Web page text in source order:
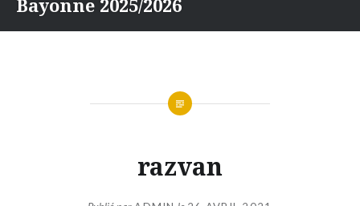
Bayonne 2025/2026
razvan